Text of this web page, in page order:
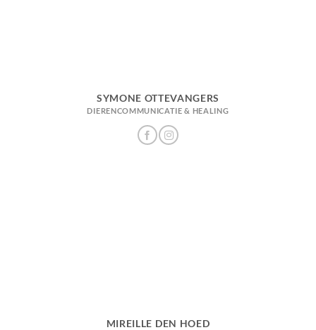
SYMONE OTTEVANGERS
DIERENCOMMUNICATIE & HEALING
MIREILLE DEN HOED